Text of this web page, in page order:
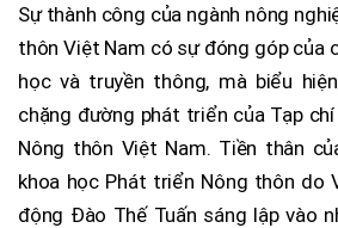
Sự thành công của ngành nông
thôn Việt Nam có sự đóng góp của
học và truyền thông, mà biểu
chặng đường phát triển của Tạp
Nông thôn Việt Nam. Tiền thân
khoa học Phát triển Nông thôn do
động Đào Thế Tuấn sáng lập vào